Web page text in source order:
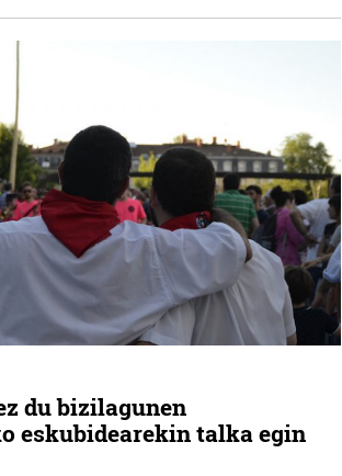
du bizilagunen
eskubidearekin talka egin